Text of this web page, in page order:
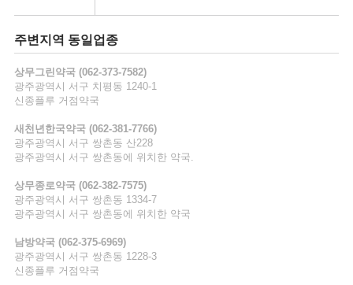
마
지
급
주변지역 동일업종
상무그린약국(062-373-7582)
광주광역시 서구 치평동 1240-1
신종플루 거점약국
새천년한국약국(062-381-7766)
광주광역시 서구 쌍촌동 산228
광주광역시 서구 쌍촌동에 위치한 약국.
상무종로약국(062-382-7575)
광주광역시 서구 쌍촌동 1334-7
광주광역시 서구 쌍촌동에 위치한 약국
남방약국(062-375-6969)
광주광역시 서구 쌍촌동 1228-3
신종플루 거점약국